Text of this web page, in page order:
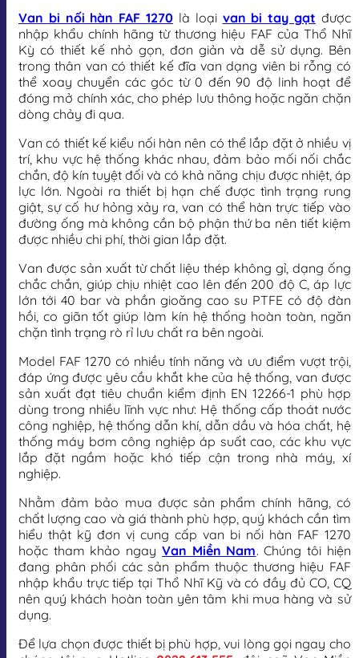
Van bi nối hàn FAF 1270 là loại van bi tay gạt được
nhập khẩu chính hãng từ thương hiệu FAF của Thổ Nhĩ
Kỳ có thiết kế nhỏ gọn, đơn giản và dễ sử dụng. Bên
trong thân van có thiết kế đĩa van dạng viên bi rỗng có
thể xoay chuyển các góc từ 0 đến 90 độ linh hoạt để
đóng mở chính xác, cho phép lưu thông hoặc ngăn chặn
dòng chảy đi qua.
Van có thiết kế kiểu nối hàn nên có thể lắp đặt ở nhiều vị
trí, khu vực hệ thống khác nhau, đảm bảo mối nối chắc
chắn, độ kín tuyệt đối và có khả năng chịu được nhiệt, áp
lực lớn. Ngoài ra thiết bị hạn chế được tình trạng rung
giật, sự cố hư hỏng xảy ra, van có thể hàn trực tiếp vào
đường ống mà không cần bộ phận thứ ba nên tiết kiệm
được nhiều chi phí, thời gian lắp đặt.
Van được sản xuất từ chất liệu thép không gỉ, dạng ống
chắc chắn, giúp chịu nhiệt cao lên đến 200 độ C, áp lực
lớn tới 40 bar và phần gioăng cao su PTFE có độ đàn
hồi, co giãn tốt giúp làm kín hệ thống hoàn toàn, ngăn
chặn tình trạng rò rỉ lưu chất ra bên ngoài.
Model FAF 1270 có nhiều tính năng và ưu điểm vượt trội,
đáp ứng được yêu cầu khắt khe của hệ thống, van được
sản xuất đạt tiêu chuẩn kiểm định EN 12266-1 phù hợp
dùng trong nhiều lĩnh vực như: Hệ thống cấp thoát nước
công nghiệp, hệ thống dẫn khí, dẫn dầu và hóa chất, hệ
thống máy bơm công nghiệp áp suất cao, các khu vực
lắp đặt ngầm hoặc khó tiếp cận trong nhà máy, xí
nghiệp.
Nhằm đảm bảo mua được sản phẩm chính hãng, có
chất lượng cao và giá thành phù hợp, quý khách cần tìm
hiểu thật kỹ đơn vị cung cấp van bi nối hàn FAF 1270
hoặc tham khảo ngay Van Miền Nam. Chúng tôi hiện
đang phân phối các sản phẩm thuộc thương hiệu FAF
nhập khẩu trực tiếp tại Thổ Nhĩ Kỹ và có đầy đủ CO, CQ
nên quý khách hoàn toàn yên tâm khi mua hàng và sử
dụng.
Để lựa chọn được thiết bị phù hợp, vui lòng gọi ngay cho